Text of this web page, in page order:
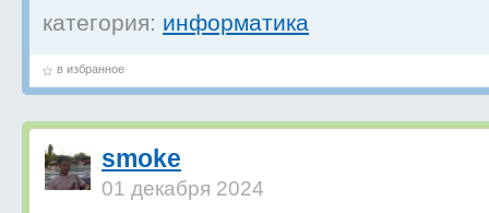
категория: информатика
в избранное
smoke
01 декабря 2024